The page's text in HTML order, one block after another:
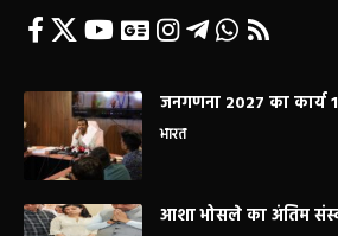
जनगणना 2027 का कार्य
भारत
आशा भोसले का अंतिम